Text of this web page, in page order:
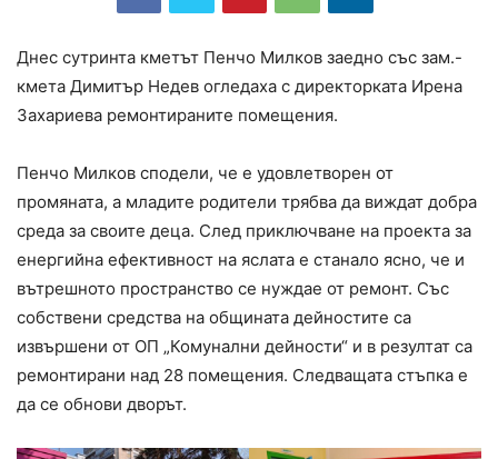
Днес сутринта кметът Пенчо Милков заедно със зам.-
кмета Димитър Недев огледаха с директорката Ирена
Захариева ремонтираните помещения.
Пенчо Милков сподели, че е удовлетворен от
промяната, а младите родители трябва да виждат добра
среда за своите деца. След приключване на проекта за
енергийна ефективност на яслата е станало ясно, че и
вътрешното пространство се нуждае от ремонт. Със
собствени средства на общината дейностите са
извършени от ОП „Комунални дейности“ и в резултат са
ремонтирани над 28 помещения. Следващата стъпка е
да се обнови дворът.